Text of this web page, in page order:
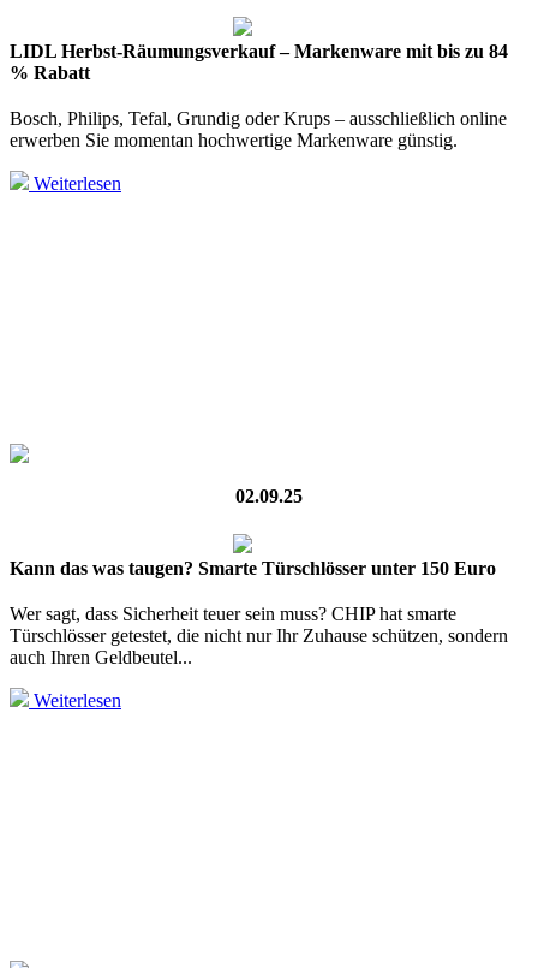
LIDL Herbst-Räumungsverkauf – Markenware mit bis zu 84
% Rabatt
Bosch, Philips, Tefal, Grundig oder Krups – ausschließlich online
erwerben Sie momentan hochwertige Markenware günstig.
Weiterlesen
02.09.25
Kann das was taugen? Smarte Türschlösser unter 150 Euro
Wer sagt, dass Sicherheit teuer sein muss? CHIP hat smarte
Türschlösser getestet, die nicht nur Ihr Zuhause schützen, sondern
auch Ihren Geldbeutel...
Weiterlesen